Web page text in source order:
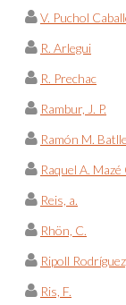
V. Puchol
R. Arlegui
R. Prechac
Rambur, J. P.
Ramón M. Batlle
Raquel A.
Reis, a.
Rhön, C.
Ripoll
Ris, F.